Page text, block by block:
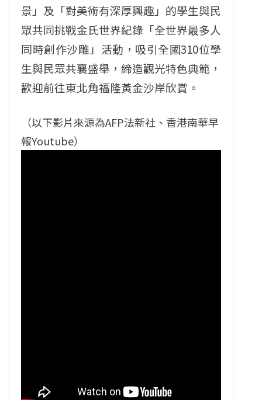
景」及「對美術有深厚興趣」的學生與民
眾共同挑戰金氏世界紀錄「全世界最多人
同時創作沙雕」活動，吸引全國310位學
生與民眾共襄盛舉，締造觀光特色典範，
歡迎前往東北角福隆黃金沙岸欣賞。
（以下影片來源為AFP法新社、香港南華早
報Youtube）